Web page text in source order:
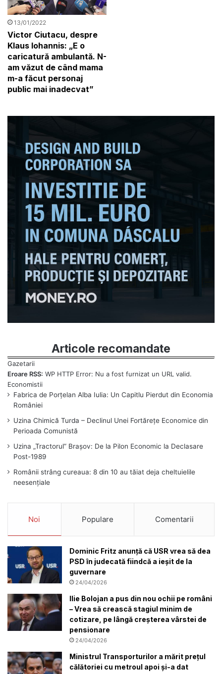
13/01/2022
Victor Ciutacu, despre
Klaus Iohannis: „E o
caricatură ambulantă. N-
am văzut de când mama
m-a făcut personaj
public mai inadecvat”
Articole recomandate
Eroare RSS: WP HTTP Error: Nu a fost furnizat un URL valid.
Fabrica de Porțelan Alba Iulia: Un Capitlu Pierdut din Economia
României
Uzina Chimică Turda – Declinul Unei Fortărețe Economice din
Perioada Comunistă
Uzina „Tractorul” Brașov: De la Pilon Economic la Declasare
Post-1989
Românii strâng cureaua: 8 din 10 au tăiat deja cheltuielile
neesențiale
Noi Populare Comentarii
Dominic Fritz anunță că USR vrea să dea
PSD în judecată fiindcă a ieșit de la
guvernare
24/04/2026
Ilie Bolojan a pus din nou ochii pe români
– Vrea să crească stagiul minim de
cotizare, pe lângă creșterea vârstei de
pensionare
24/04/2026
Ministrul Transporturilor a mărit prețul
călătoriei cu metroul apoi și-a dat